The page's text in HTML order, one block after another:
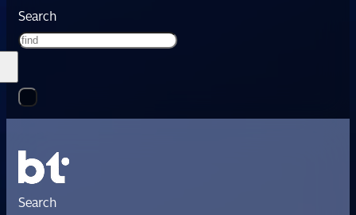
Search
Search